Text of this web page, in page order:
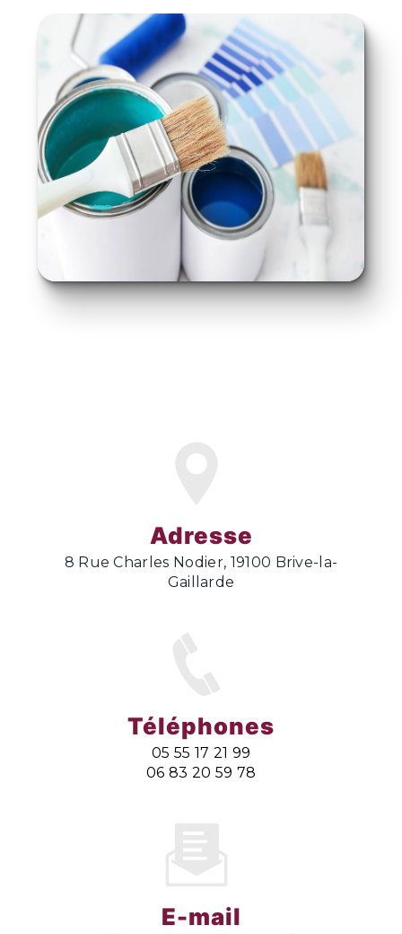
Adresse
8 Rue Charles Nodier, 19100 Brive-la-
Gaillarde
Téléphones
05 55 17 21 99
06 83 20 59 78
E-mail